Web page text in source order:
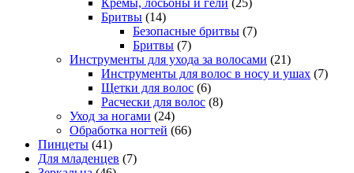
Бритвы (14)
Безопасные бритвы (7)
Бритвы (7)
Инструменты для ухода за волосами (21)
Инструменты для волос в носу и ушах (7)
Щетки для волос (6)
Расчески для волос (8)
Уход за ногами (24)
Обработка ногтей (66)
Пинцеты (41)
Для младенцев (7)